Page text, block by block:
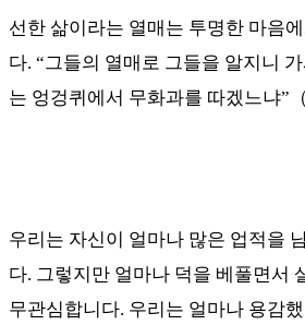
선한 삶이라는 열매는 투명한 마음
다. “그들의 열매로 그들을 알지니
는 엉겅퀴에서 무화과를 따겠느냐” （
우리는 자신이 얼마나 많은 업적을
다. 그렇지만 얼마나 덕을 베풀면서
무관심합니다. 우리는 얼마나 용감